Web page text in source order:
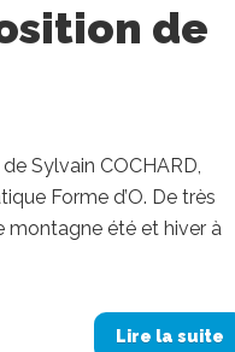
de
Sylvain COCHARD,
Forme d’O. De très
montagne été et hiver à
Lire la suite